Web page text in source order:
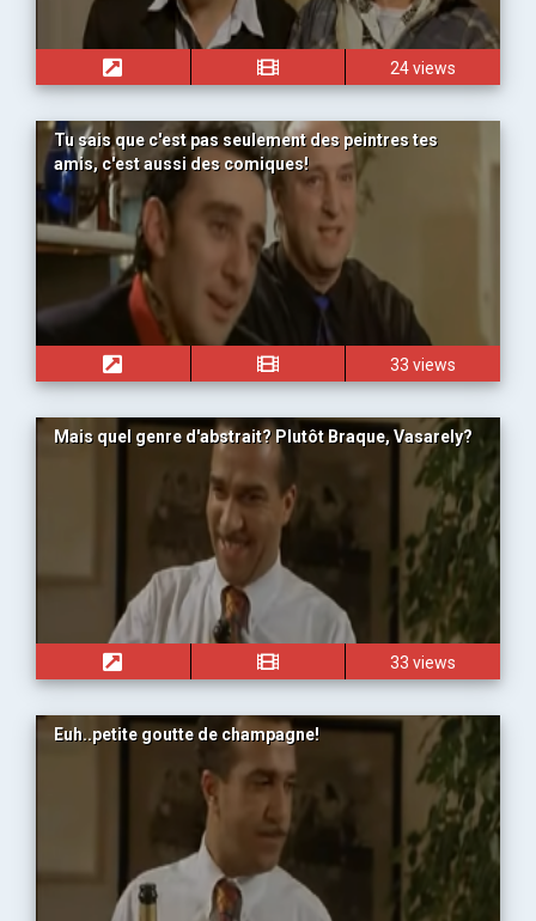
24 views
Tu sais que c'est pas seulement des peintres tes
amis, c'est aussi des comiques!
33 views
Mais quel genre d'abstrait? Plutôt Braque, Vasarely?
33 views
Euh..petite goutte de champagne!